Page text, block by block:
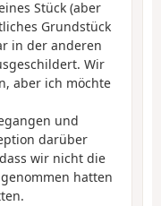
Stück (aber
Grundstück
in der anderen
Wir
aber ich möchte
und
darüber
wir nicht die
hatten